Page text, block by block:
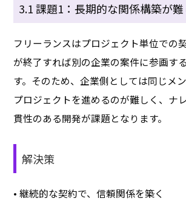
3.1 課題1：長期的な関係構築が
フリーランスはプロジェクト単位での
が終了すれば別の企業の案件に参画す
す。そのため、企業側としては同じメ
プロジェクトを進めるのが難しく、ナ
貫性のある開発が課題となります。
解決策
• 継続的な契約で、信頼関係を築く